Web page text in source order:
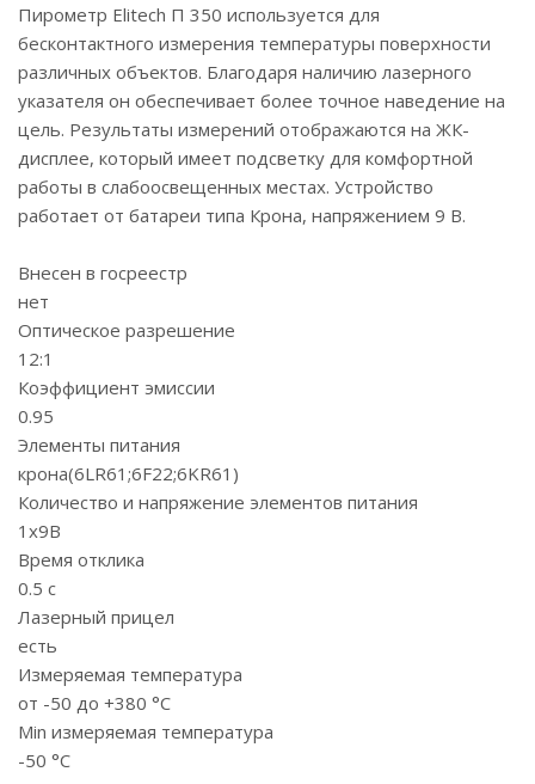
Пирометр Elitech П 350 используется для
бесконтактного измерения температуры поверхности
различных объектов. Благодаря наличию лазерного
указателя он обеспечивает более точное наведение на
цель. Результаты измерений отображаются на ЖК-
дисплее, который имеет подсветку для комфортной
работы в слабоосвещенных местах. Устройство
работает от батареи типа Крона, напряжением 9 В.
Внесен в госреестр
нет
Оптическое разрешение
12:1
Коэффициент эмиссии
0.95
Элементы питания
крона(6LR61;6F22;6KR61)
Количество и напряжение элементов питания
1х9B
Время отклика
0.5 с
Лазерный прицел
есть
Измеряемая температура
от -50 до +380 °С
Min измеряемая температура
-50 °С